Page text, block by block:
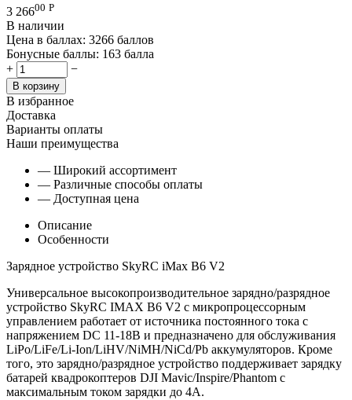
3 26600 Р
В наличии
Цена в баллах: 3266 баллов
Бонусные баллы: 163 балла
+
−
В корзину
В избранное
Доставка
Варианты оплаты
Наши преимущества
— Широкий ассортимент
— Различные способы оплаты
— Доступная цена
Описание
Особенности
Зарядное устройство SkyRC iMax B6 V2
Универсальное высокопроизводительное зарядно/разрядное
устройство SkyRC IMAX B6 V2 с микропроцессорным
управлением работает от источника постоянного тока с
напряжением DC 11-18В и предназначено для обслуживания
LiPo/LiFe/Li-Ion/LiHV/NiMH/NiCd/Pb аккумуляторов. Кроме
того, это зарядно/разрядное устройство поддерживает зарядку
батарей квадрокоптеров DJI Mavic/Inspire/Phantom с
максимальным током зарядки до 4А.